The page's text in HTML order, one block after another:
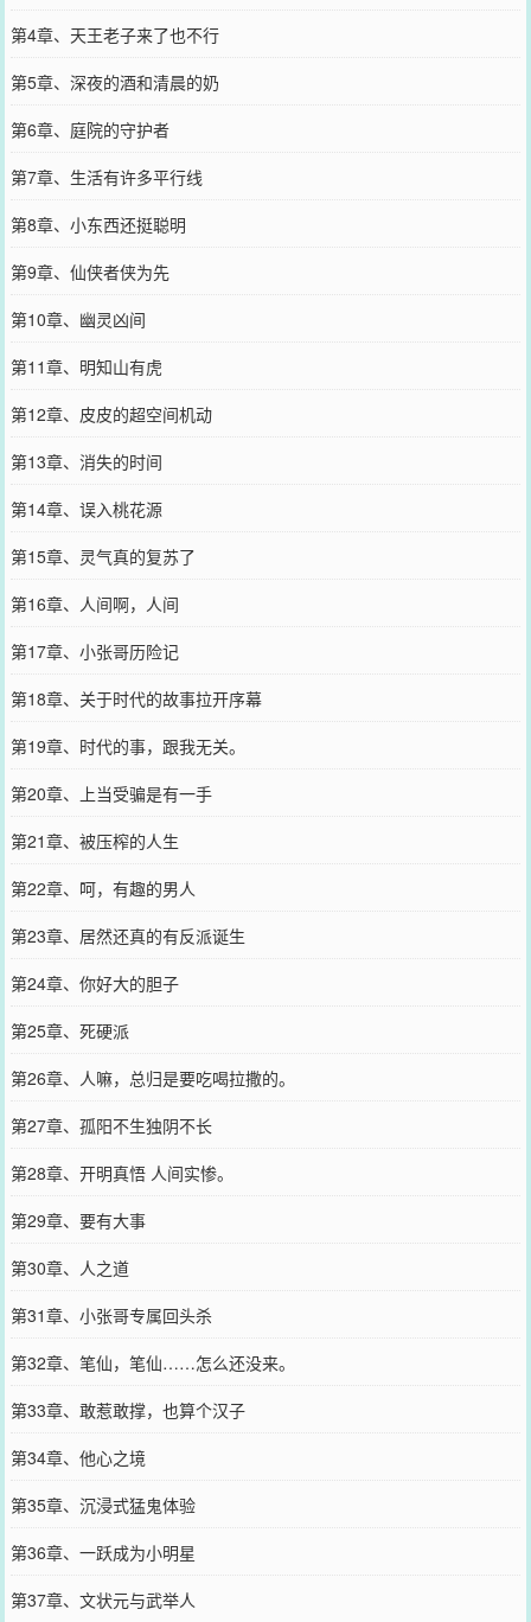
第4章、天王老子来了也不行
第5章、深夜的酒和清晨的奶
第6章、庭院的守护者
第7章、生活有许多平行线
第8章、小东西还挺聪明
第9章、仙侠者侠为先
第10章、幽灵凶间
第11章、明知山有虎
第12章、皮皮的超空间机动
第13章、消失的时间
第14章、误入桃花源
第15章、灵气真的复苏了
第16章、人间啊，人间
第17章、小张哥历险记
第18章、关于时代的故事拉开序幕
第19章、时代的事，跟我无关。
第20章、上当受骗是有一手
第21章、被压榨的人生
第22章、呵，有趣的男人
第23章、居然还真的有反派诞生
第24章、你好大的胆子
第25章、死硬派
第26章、人嘛，总归是要吃喝拉撒的。
第27章、孤阳不生独阴不长
第28章、开明真悟 人间实惨。
第29章、要有大事
第30章、人之道
第31章、小张哥专属回头杀
第32章、笔仙，笔仙……怎么还没来。
第33章、敢惹敢撑，也算个汉子
第34章、他心之境
第35章、沉浸式猛鬼体验
第36章、一跃成为小明星
第37章、文状元与武举人